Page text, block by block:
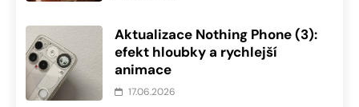
Aktualizace Nothing Phone (3):
efekt hloubky a rychlejší
animace
17.06.2026